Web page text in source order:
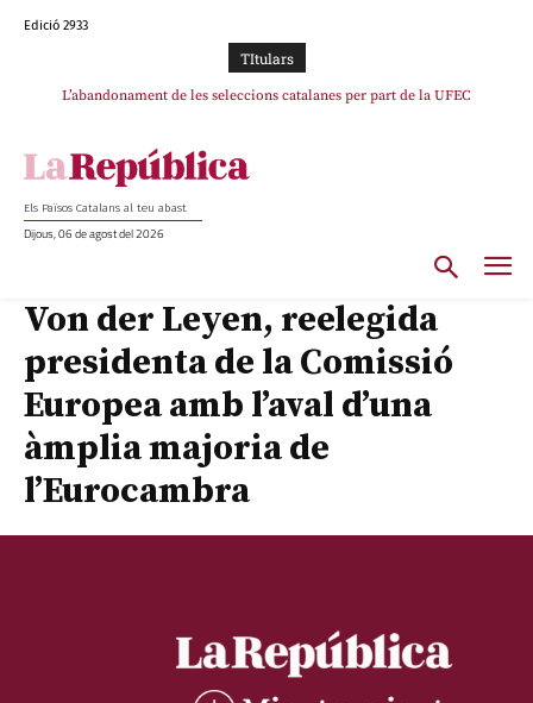
Edició 2933
TItulars
L’abandonament de les seleccions catalanes per part de la UFEC
Els Països Catalans al teu abast
Dijous, 06 de agost del 2026
Von der Leyen, reelegida
presidenta de la Comissió
Europea amb l’aval d’una
àmplia majoria de
l’Eurocambra